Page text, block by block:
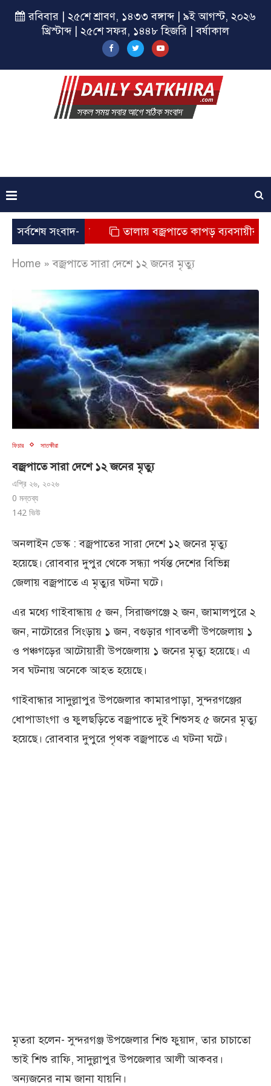
রবিবার | ২৫শে শ্রাবণ, ১৪৩৩ বঙ্গাব্দ | ৯ই আগস্ট, ২০২৬
খ্রিস্টাব্দ | ২৫শে সফর, ১৪৪৮ হিজরি | বর্ষাকাল
সর্বশেষ সংবাদ-
অভিযোগ তালায় বজ্রপাতে কাপড় ব্যবসায়ীর মৃত্যু
Home »বজ্রপাতে সারা দেশে ১২ জনের মৃত্যু
ফিচার সাতক্ষীরা
বজ্রপাতে সারা দেশে ১২ জনের মৃত্যু
এপ্রি ২৬, ২০২৬
0 মন্তব্য
142 ভিউ
অনলাইন ডেস্ক : বজ্রপাতের সারা দেশে ১২ জনের মৃত্যু
হয়েছে। রোববার দুপুর থেকে সন্ধ্যা পর্যন্ত দেশের বিভিন্ন
জেলায় বজ্রপাতে এ মৃত্যুর ঘটনা ঘটে।
এর মধ্যে গাইবান্ধায় ৫ জন, সিরাজগঞ্জে ২ জন, জামালপুরে ২
জন, নাটোরের সিংড়ায় ১ জন, বগুড়ার গাবতলী উপজেলায় ১
ও পঞ্চগড়ের আটোয়ারী উপজেলায় ১ জনের মৃত্যু হয়েছে। এ
সব ঘটনায় অনেকে আহত হয়েছে।
গাইবান্ধার সাদুল্লাপুর উপজেলার কামারপাড়া, সুন্দরগঞ্জের
ধোপাডাংগা ও ফুলছড়িতে বজ্রপাতে দুই শিশুসহ ৫ জনের মৃত্যু
হয়েছে। রোববার দুপুরে পৃথক বজ্রপাতে এ ঘটনা ঘটে।
মৃতরা হলেন- সুন্দরগঞ্জ উপজেলার শিশু ফুয়াদ, তার চাচাতো
ভাই শিশু রাফি, সাদুল্লাপুর উপজেলার আলী আকবর।
অন্যজনের নাম জানা যায়নি।